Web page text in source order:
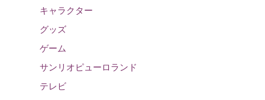
キャラクター
グッズ
ゲーム
サンリオピューロランド
テレビ